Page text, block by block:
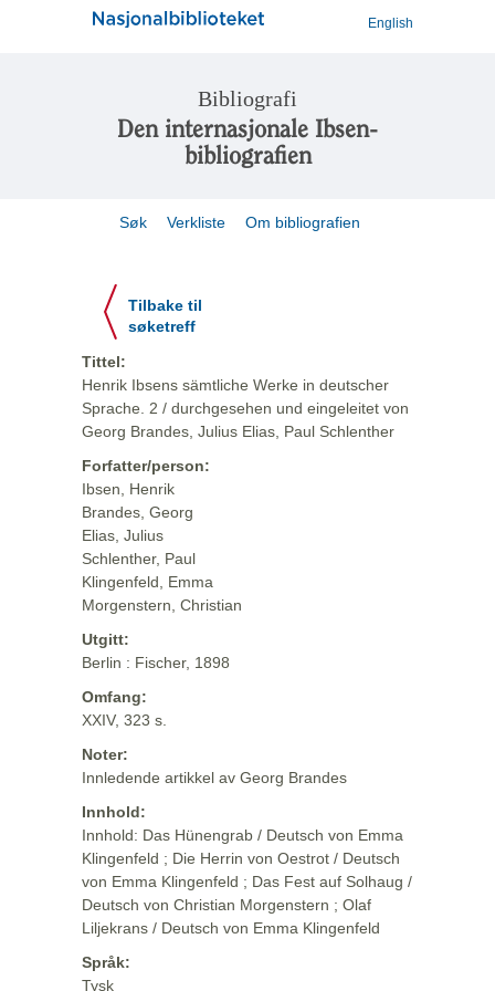
English
Bibliografi
Den internasjonale Ibsen-
bibliografien
Søk Verkliste Om bibliografien
Tilbake til
søketreff
Tittel:
Henrik Ibsens sämtliche Werke in deutscher
Sprache. 2 / durchgesehen und eingeleitet von
Georg Brandes, Julius Elias, Paul Schlenther
Forfatter/person:
Ibsen, Henrik
Brandes, Georg
Elias, Julius
Schlenther, Paul
Klingenfeld, Emma
Morgenstern, Christian
Utgitt:
Berlin : Fischer, 1898
Omfang:
XXIV, 323 s.
Noter:
Innledende artikkel av Georg Brandes
Innhold:
Innhold: Das Hünengrab / Deutsch von Emma
Klingenfeld ; Die Herrin von Oestrot / Deutsch
von Emma Klingenfeld ; Das Fest auf Solhaug /
Deutsch von Christian Morgenstern ; Olaf
Liljekrans / Deutsch von Emma Klingenfeld
Språk:
Tysk